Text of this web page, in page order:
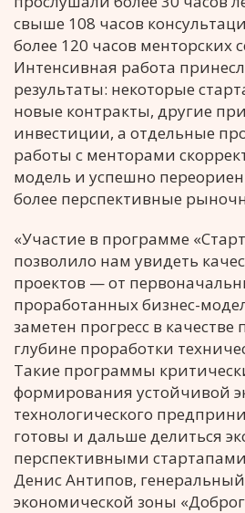
свыше 108 часов
более 120 часов менторских
Интенсивная работа
результаты: некоторые
новые контракты, другие
инвестиции, а отдельные
работы с менторами
модель и успешно
более перспективные
«Участие в программе
позволило нам увидеть
проектов — от
проработанных бизнес-
заметен прогресс в качестве
глубине проработки
Такие программы
формирования устойчивой
технологического
готовы и дальше делиться
перспективными
Денис Антипов,
экономической зоны